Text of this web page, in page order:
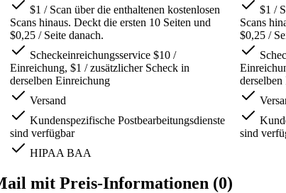
$1 / Scan über die enthaltenen kostenlosen
Scans hinaus. Deckt die ersten 10 Seiten und
$0,25 / Seite danach.
Scheckeinreichungsservice $10 /
Einreichung, $1 / zusätzlicher Scheck in
derselben Einreichung
Versand
Kundenspezifische Postbearbeitungsdienste
sind verfügbar
HIPAA BAA
$1 /
Scans
$0,25 /
sind
mit Preis-Informationen (0)